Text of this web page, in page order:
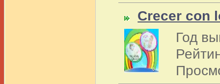
Crecer con
Год